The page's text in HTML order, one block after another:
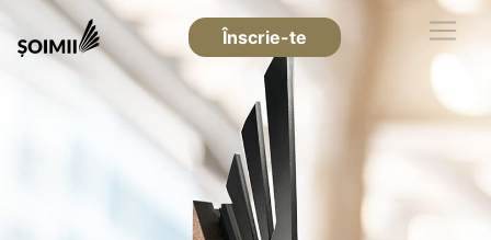
Înscrie-te